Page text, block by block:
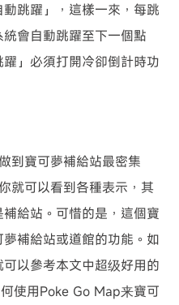
跳躍」，這樣一來，每跳
會自動跳躍至下一個點
」必須打開冷卻倒計時功
到寶可夢補給站最密集
就可以看到各種表示，其
給站。可惜的是，這個寶
補給站或道館的功能。如
以參考本文中超级好用的
何使用Poke Go Map来寶可